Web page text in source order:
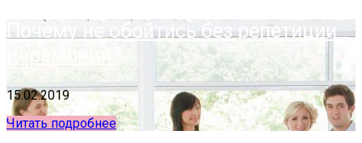
Почему не обойтись без репетиции
церемонии?
15.02.2019
Читать подробнее